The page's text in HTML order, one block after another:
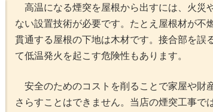
高温になる煙突を屋根から出すには、火災
ない設置技術が必要です。たとえ屋根材が不
貫通する屋根の下地は木材です。接合部を誤
て低温発火を起こす危険性もあります。
安全のためのコストを削ることで家屋や財
さらすことはできません。当店の煙突工事で